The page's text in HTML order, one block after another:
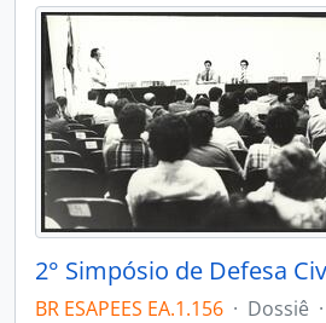
2° Simpósio de Defesa
BR ESAPEES EA.1.156 · Dossiê ·